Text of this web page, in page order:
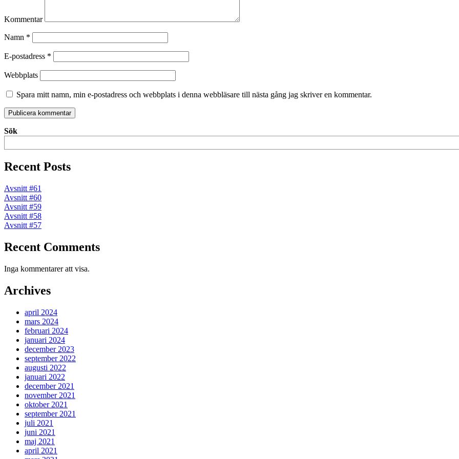
Kommentar
Namn *
E-postadress *
Webbplats
Spara mitt namn, min e-postadress och webbplats i denna webbläsare till nästa gång jag skriver en kommentar.
Sök
Recent Posts
Avsnitt #61
Avsnitt #60
Avsnitt #59
Avsnitt #58
Avsnitt #57
Recent Comments
Inga kommentarer att visa.
Archives
april 2024
mars 2024
februari 2024
januari 2024
december 2023
september 2022
augusti 2022
januari 2022
december 2021
november 2021
oktober 2021
september 2021
juli 2021
juni 2021
maj 2021
april 2021